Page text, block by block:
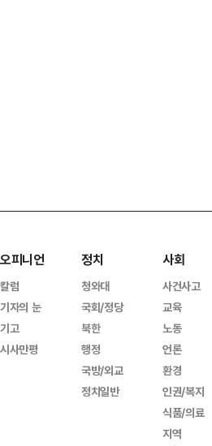
오피니언
칼럼
기자의 눈
기고
시사만평
정치
청와대
국회/정당
북한
행정
국방/외교
정치일반
사회
사건사고
교육
노동
언론
환경
인권/복지
식품/의료
지역